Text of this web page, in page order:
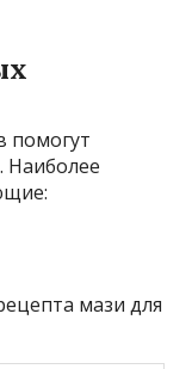
помогут
Наиболее
мази для